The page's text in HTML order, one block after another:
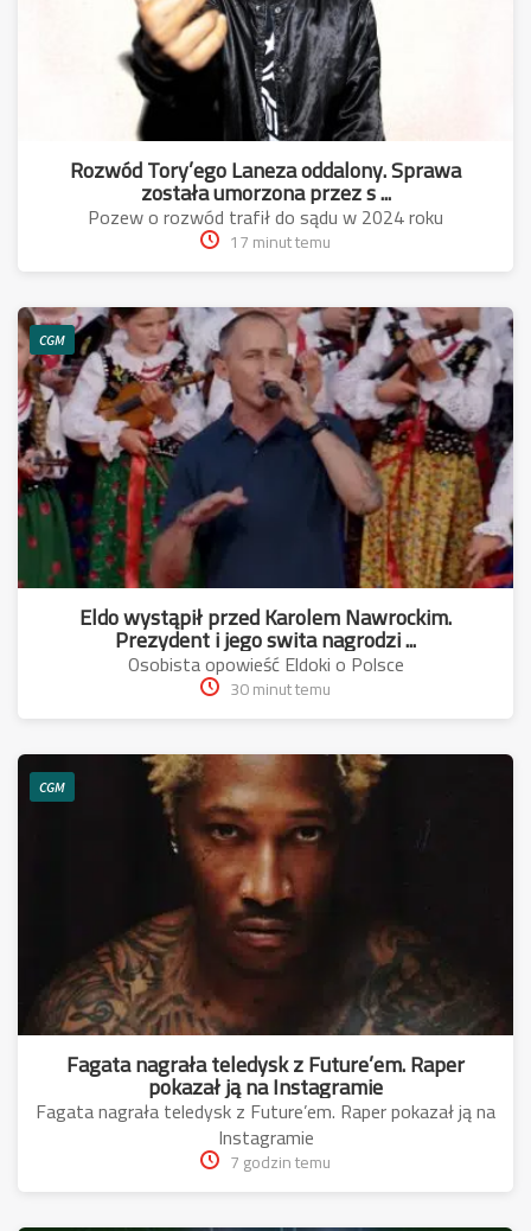
Rozwód Tory’ego Laneza oddalony. Sprawa
została umorzona przez s ...
Pozew o rozwód trafił do sądu w 2024 roku
17 minut temu
CGM
Eldo wystąpił przed Karolem Nawrockim.
Prezydent i jego swita nagrodzi ...
Osobista opowieść Eldoki o Polsce
30 minut temu
CGM
Fagata nagrała teledysk z Future’em. Raper
pokazał ją na Instagramie
Fagata nagrała teledysk z Future’em. Raper pokazał ją na
Instagramie
7 godzin temu